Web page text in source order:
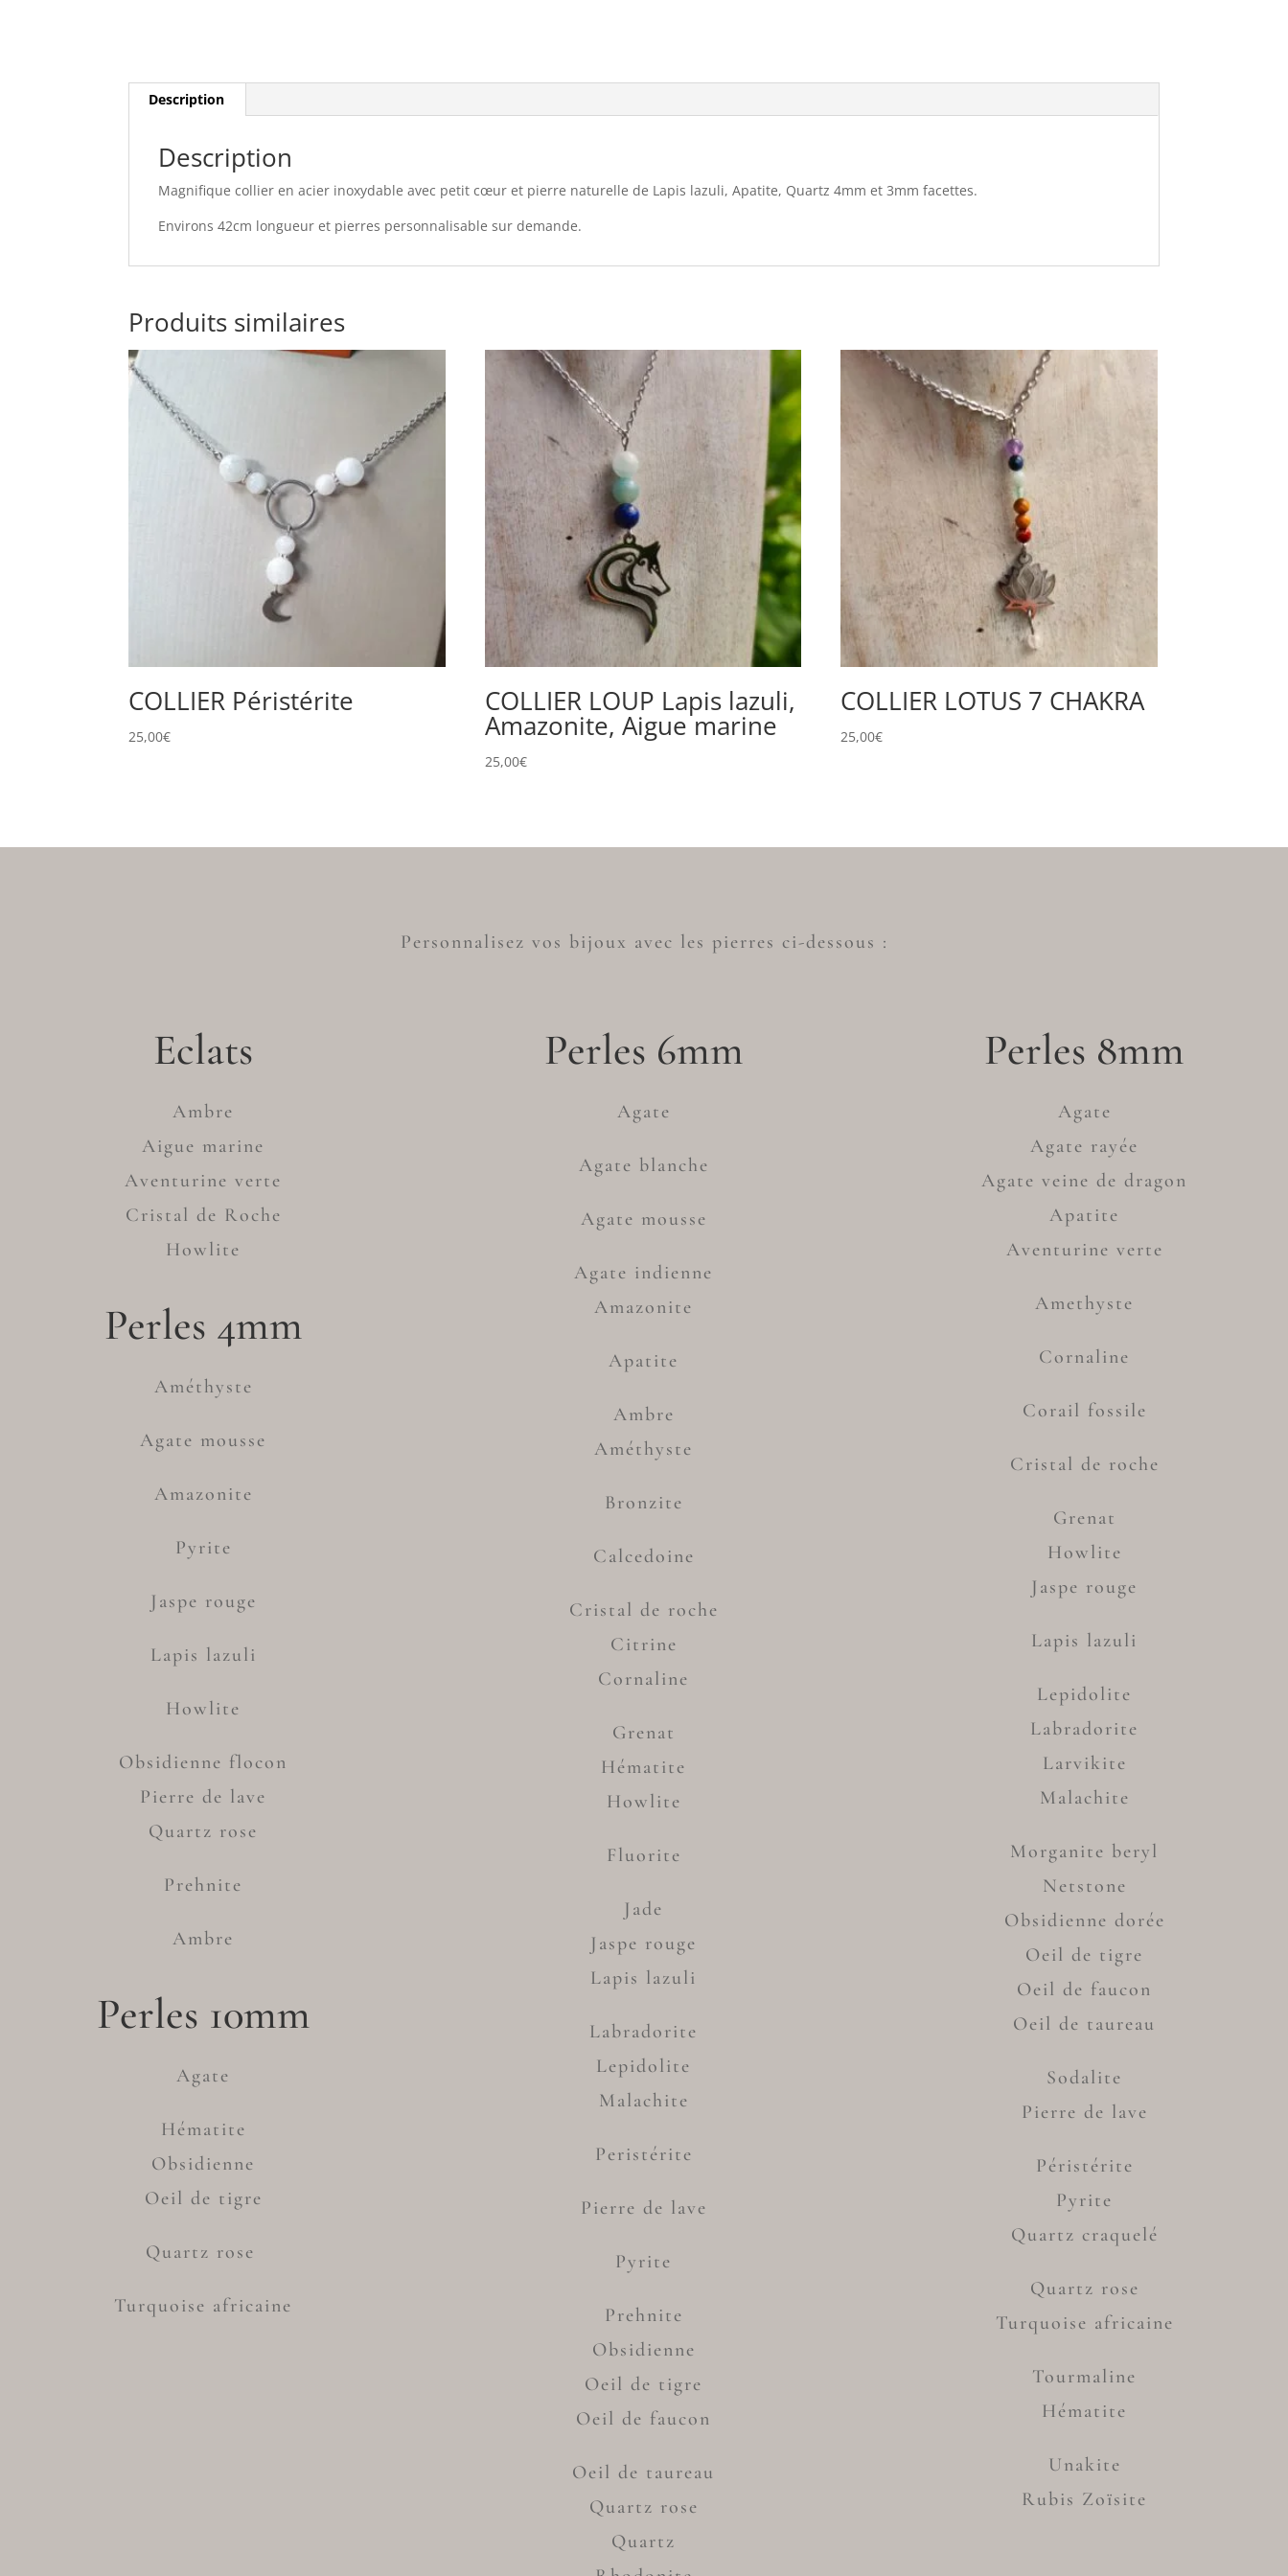
Description
Description
Magnifique collier en acier inoxydable avec petit cœur et pierre naturelle de Lapis lazuli, Apatite, Quartz 4mm et 3mm facettes.
Environs 42cm longueur et pierres personnalisable sur demande.
Produits similaires
COLLIER Péristérite
25,00€
COLLIER LOUP Lapis lazuli,
Amazonite, Aigue marine
25,00€
COLLIER LOTUS 7 CHAKRA
25,00€
Personnalisez vos bijoux avec les pierres ci-dessous :
Eclats
Ambre
Aigue marine
Aventurine verte
Cristal de Roche
Howlite
Perles 4mm
Améthyste
Agate mousse
Amazonite
Pyrite
Jaspe rouge
Lapis lazuli
Howlite
Obsidienne flocon
Pierre de lave
Quartz rose
Prehnite
Ambre
Perles 10mm
Agate
Hématite
Obsidienne
Oeil de tigre
Quartz rose
Turquoise africaine
Perles 6mm
Agate
Agate blanche
Agate mousse
Agate indienne
Amazonite
Apatite
Ambre
Améthyste
Bronzite
Calcedoine
Cristal de roche
Citrine
Cornaline
Grenat
Hématite
Howlite
Fluorite
Jade
Jaspe rouge
Lapis lazuli
Labradorite
Lepidolite
Malachite
Peristérite
Pierre de lave
Pyrite
Prehnite
Obsidienne
Oeil de tigre
Oeil de faucon
Oeil de taureau
Quartz rose
Quartz
Perles 8mm
Agate
Agate rayée
Agate veine de dragon
Apatite
Aventurine verte
Amethyste
Cornaline
Corail fossile
Cristal de roche
Grenat
Howlite
Jaspe rouge
Lapis lazuli
Lepidolite
Labradorite
Larvikite
Malachite
Morganite beryl
Netstone
Obsidienne dorée
Oeil de tigre
Oeil de faucon
Oeil de taureau
Sodalite
Pierre de lave
Péristérite
Pyrite
Quartz craquelé
Quartz rose
Turquoise africaine
Tourmaline
Hématite
Unakite
Rubis Zoïsite